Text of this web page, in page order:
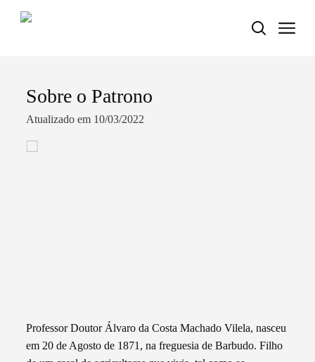
Termo de Pesquisa
Sobre o Patrono
Atualizado em 10/03/2022
Professor Doutor Álvaro da Costa Machado Vilela, nasceu
em 20 de Agosto de 1871, na freguesia de Barbudo. Filho